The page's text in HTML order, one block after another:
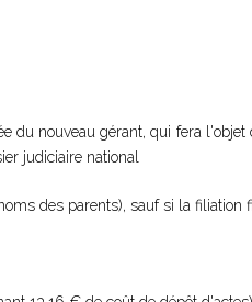
du nouveau gérant, qui fera
judiciaire national
des parents), sauf si la